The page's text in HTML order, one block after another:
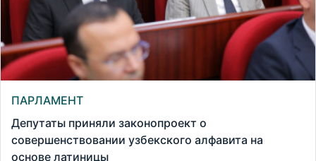
ПАРЛАМЕНТ
Депутаты приняли законопроект о
совершенствовании узбекского алфавита на
основе латиницы